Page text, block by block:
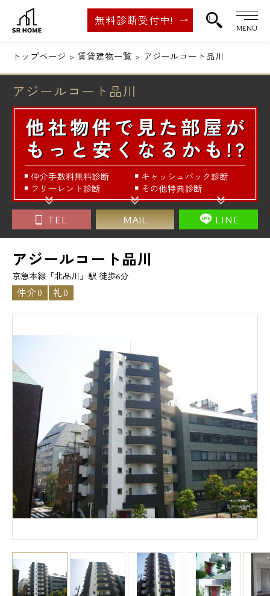
無料診断受付中!
MENU
トップページ 賃貸建物一覧 アジールコート品川
アジールコート品川
TEL MAIL LINE
アジールコート品川
京急本線「北品川」駅 徒歩6分
仲介0 礼0